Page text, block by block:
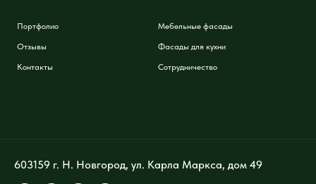
Портфолио
Отзывы
Контакты
Мебельные фасады
Фасады для кухни
Сотрудничество
603159 г. Н. Новгород, ул. Карла Маркса, дом 49